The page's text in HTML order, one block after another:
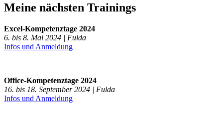
Meine nächsten Trainings
Excel-Kompetenztage 2024
6. bis 8. Mai 2024 | Fulda
Infos und Anmeldung
Office-Kompetenztage 2024
16. bis 18. September 2024 | Fulda
Infos und Anmeldung